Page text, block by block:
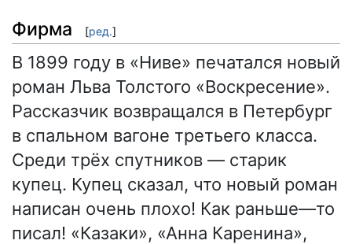
Фирма [ред.]
В 1899 году в «Ниве» печатался новый
роман Льва Толстого «Воскресение».
Рассказчик возвращался в Петербург
в спальном вагоне третьего класса.
Среди трёх спутников — старик
купец. Купец сказал, что новый роман
написан очень плохо! Как раньше—то
писал! «Казаки», «Анна Каренина»,